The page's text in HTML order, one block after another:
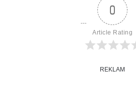
0
Article Rating
REKLAM